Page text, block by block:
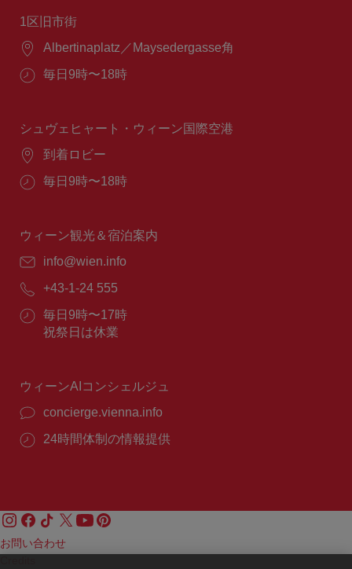
1区旧市街
場
Albertinaplatz／Maysedergasse角
営
間：
毎日9時〜18時
シュヴェヒャート・ウィーン国際空港
場
到着ロビー
営
間：
毎日9時〜18時
ウィーン観光＆宿泊案内
E
ー
ル：
info@wien.info
電
番
号：
+43-1-24 555
営
業
毎日9時〜17時
祝祭日は休業
ウィーンAIコンシェルジュ
concierge.vienna.info
24時間体制の情報提供
お問い合わせ